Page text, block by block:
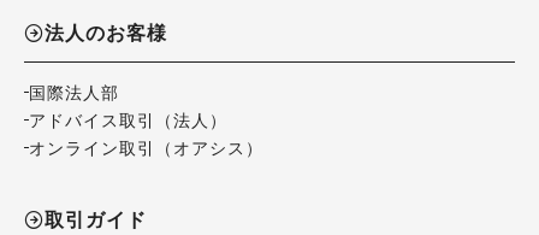
法人のお客様
国際法人部
アドバイス取引（法人）
オンライン取引（オアシス）
取引ガイド